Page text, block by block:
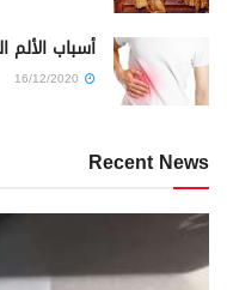
أسباب
Recent News